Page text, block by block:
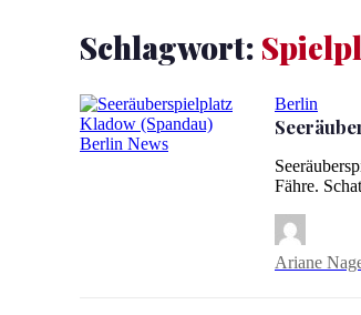
Schlagwort:
Seeräuberspielplatz Kladow (Spandau)
Berlin
Fähre.
Ariane